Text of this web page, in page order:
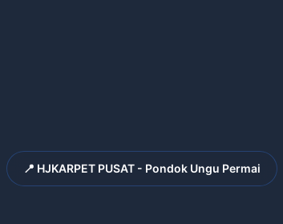
📍 HJKARPET PUSAT - Pondok Ungu Permai